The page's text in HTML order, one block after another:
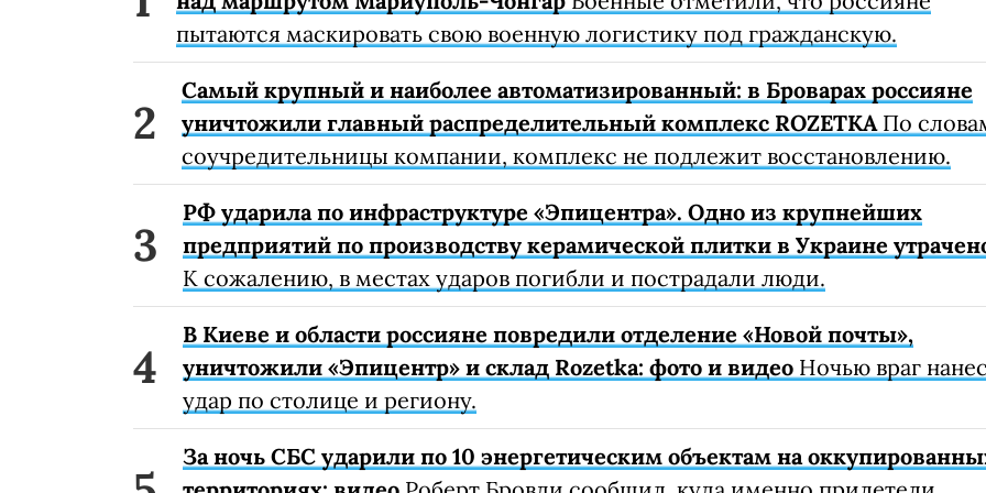
пытаются маскировать свою военную логистику под гражданскую.
Самый крупный и наиболее автоматизированный: в Броварах россияне
уничтожили главный распределительный комплекс ROZETKAПо
соучредительницы компании, комплекс не подлежит восстановлению.
РФ ударила по инфраструктуре «Эпицентра». Одно из крупнейших
предприятий по производству керамической плитки в Украине
К сожалению, в местах ударов погибли и пострадали люди.
В Киеве и области россияне повредили отделение «Новой почты»,
уничтожили «Эпицентр» и склад Rozetka: фото и видео Ночью враг нанес
удар по столице и региону.
За ночь СБС ударили по 10 энергетическим объектам на